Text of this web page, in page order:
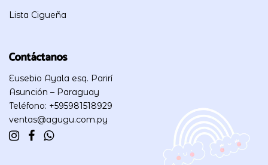
Lista Cigueña
Contáctanos
Eusebio Ayala esq. Parirí
Asunción – Paraguay
Teléfono: +595981518929
ventas@agugu.com.py